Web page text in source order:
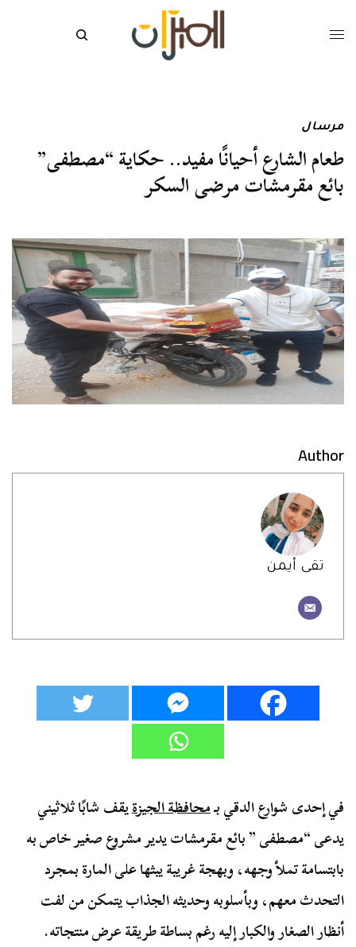
مرسال
طعام الشارع أحيانًا مفيد.. حكاية “مصطفى”
بائع مقرمشات مرضى السكر
Author
تقى أيمن
في إحدى شوارع الدقي بـمحافظة الجيزةيقف شابًا ثلاثيني
يدعى “مصطفى ” بائع مقرمشات يدير مشروع صغير خاص به
بابتسامة تملأ وجهه، وبهجة غريبة يبثها على المارة بمجرد
التحدث معهم، وبأسلوبه وحديثه الجذاب يتمكن من لفت
أنظار الصغار والكبار إليه رغم بساطة طريقة عرض منتجاته.